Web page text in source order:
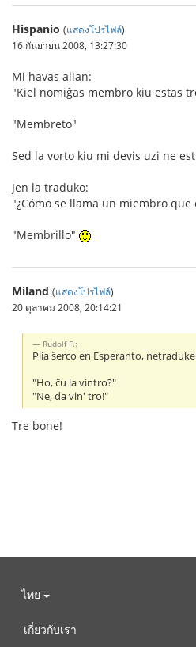
Hispanio (แสดงโปรไฟล์)
16 กันยายน 2008, 13:27:30
Mi havas alian:
"Kiel nomiĝas membro kiu estas
"Membreto"
Sed la vorto kiu mi devis uzi ne
Jen la traduko:
"¿Cómo se llama un miembro que
"Membrillo"
Miland (แสดงโปรไฟล์)
20 ตุลาคม 2008, 20:14:21
Rudolf F.:
Plia ŝerco en Esperanto,
"Ho, ĉu la vintro?"
"Ne, da vin' tro!"
Tre bone!
ไทย
เกี่ยวกับเรา